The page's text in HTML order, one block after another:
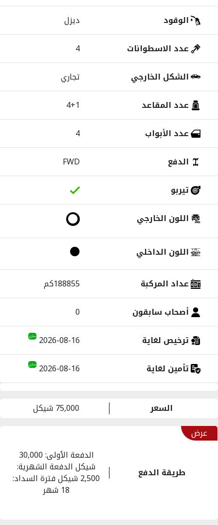
الوقود
ديزل
عدد الاسطوانات
4
الشكل الخارجي
تجاري
عدد المقاعد
4+1
عدد الأبواب
4
الدفع
FWD
تيربو
اللون الخارجي
اللون الداخلي
عداد المركبة
188855كم
أصحاب سابقون
0
ترخيص لغاية
2026-08-16 ساري
تأمين لغاية 2026-08-16 ساري
السعر
75,000 شيكل
عرض
طريقة الدفع
الدفعة الأولى: 30,000
شيكل الدفعة الشهرية:
2,500 شيكل فترة السداد:
18 شهر